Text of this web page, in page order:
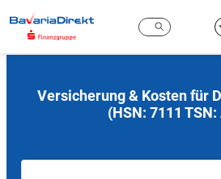
Hauptinhalt
Versicherung & Kosten für
(HSN: 7111 TSN: